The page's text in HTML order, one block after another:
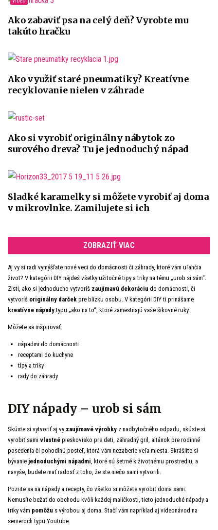
Ako zabaviť psa na celý deň? Vyrobte mu
takúto hračku
Ako využiť staré pneumatiky? Kreatívne
recyklovanie nielen v záhrade
Ako si vyrobiť originálny nábytok zo
surového dreva? Tu je jednoduchý nápad
Sladké karamelky si môžete vyrobiť aj doma
v mikrovlnke. Zamilujete si ich
ZOBRAZIŤ VIAC
Aj vy si radi vymýšľate nové veci do domácnosti či záhrady, ktoré vám uľahčia
život? V kategórii DIY nájdeš všetky užitočné tipy a triky na tému „urob si sám“.
Zisti, ako si jednoducho vytvoríš zaujímavú dekoráciu do domácnosti, či
vytvoríš originálny darček pre blízku osobu. V kategórii DIY ti prinášame
kreatívne nápadytypu „ako na to“, ktoré zamestnajú vaše šikovné ruky.
Môžete sa inšpirovať:
nápadmi do domácnosti
receptami do kuchyne
tipy a triky
rady do záhrady
DIY nápady – urob si sám
Skúste si vytvoriť aj vy zaujímavé výrobky z nadbytočného odpadu, skúste si
vyrobiť sami vlastné pieskovisko pre deti, záhradný gril, altánok pre rodinné
posedenia či pohodlnú posteľ, ktorá vám nezaberie veľa miesta. Skrášlite si
bývanie jednoduchými nápadmi, ktoré sú šetrné k životnému prostrediu, a
navyše, budete mať radosť z toho, že ste niečo sami vytvorili.
Pozrite sa na nápady a recepty, čo všetko si môžete vyrobiť doma sami.
Nemusíte bežať do obchodu kvôli každej maličkosti, tieto jednoduché nápady a
triky vám pomôžu s výrobou aj doma. Stačí vám napríklad aj videonávod na
serveroch typu Youtube.